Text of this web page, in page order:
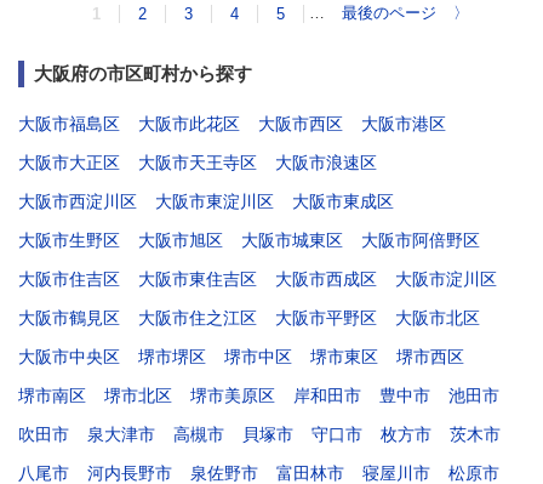
1 2 3 4 5 … 最後のページ 〉
大阪府の市区町村から探す
大阪市福島区 大阪市此花区 大阪市西区
大阪市港区
大阪市大正区
大阪市天王寺区
大阪市浪速区
大阪市西淀川区
大阪市東淀川区
大阪市東成区
大阪市生野区
大阪市旭区 大阪市城東区
大阪市阿倍野区
大阪市住吉区
大阪市東住吉区 大阪市西成区
大阪市淀川区
大阪市鶴見区
大阪市住之江区 大阪市平野区
大阪市北区
大阪市中央区
堺市堺区 堺市中区 堺市東区
堺市西区
堺市南区
堺市北区 堺市美原区 岸和田市 豊中市
池田市
吹田市
泉大津市 高槻市 貝塚市 守口市 枚方市
茨木市
八尾市
河内長野市 泉佐野市 富田林市 寝屋川市
松原市